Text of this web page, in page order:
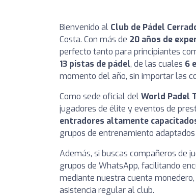
Bienvenido al Club de Pádel
Costa. Con más de 20 años de
perfecto tanto para principiantes
13 pistas de pádel, de las cuales 6
momento del año, sin importar las
Como sede oficial delWorld Padel
jugadores de élite y eventos de
entradores altamente
grupos de entrenamiento
Además, si buscas compañeros de
grupos de WhatsApp, facilitando
mediante nuestra cuenta
asistencia regular al club.